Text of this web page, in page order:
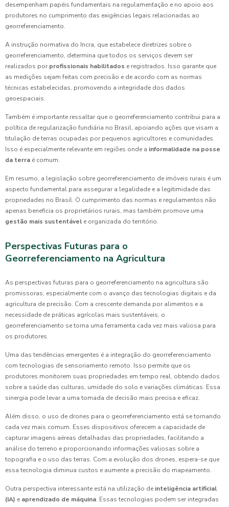
desempenham papéis fundamentais na regulamentação e no apoio aos
produtores no cumprimento das exigências legais relacionadas ao
georreferenciamento.
A instrução normativa do Incra, que estabelece diretrizes sobre o
georreferenciamento, determina que todos os serviços devem ser
realizados por profissionais habilitados e registrados. Isso garante que
as medições sejam feitas com precisão e de acordo com as normas
técnicas estabelecidas, promovendo a integridade dos dados
geoespaciais.
Também é importante ressaltar que o georreferenciamento contribui para a
política de regularização fundiária no Brasil, apoiando ações que visam a
titulação de terras ocupadas por pequenos agricultores e comunidades.
Isso é especialmente relevante em regiões onde a informalidade na posse
da terra é comum.
Em resumo, a legislação sobre georreferenciamento de imóveis rurais é um
aspecto fundamental para assegurar a legalidade e a legitimidade das
propriedades no Brasil. O cumprimento das normas e regulamentos não
apenas beneficia os proprietários rurais, mas também promove uma
gestão mais sustentável e organizada do território.
Perspectivas Futuras para o
Georreferenciamento na Agricultura
As perspectivas futuras para o georreferenciamento na agricultura são
promissoras, especialmente com o avanço das tecnologias digitais e da
agricultura de precisão. Com a crescente demanda por alimentos e a
necessidade de práticas agrícolas mais sustentáveis, o
georreferenciamento se torna uma ferramenta cada vez mais valiosa para
os produtores.
Uma das tendências emergentes é a integração do georreferenciamento
com tecnologias de sensoriamento remoto. Isso permite que os
produtores monitorem suas propriedades em tempo real, obtendo dados
sobre a saúde das culturas, umidade do solo e variações climáticas. Essa
sinergia pode levar a uma tomada de decisão mais precisa e eficaz.
Além disso, o uso de drones para o georreferenciamento está se tornando
cada vez mais comum. Esses dispositivos oferecem a capacidade de
capturar imagens aéreas detalhadas das propriedades, facilitando a
análise do terreno e proporcionando informações valiosas sobre a
topografia e o uso das terras. Com a evolução dos drones, espera-se que
essa tecnologia diminua custos e aumente a precisão do mapeamento.
Outra perspectiva interessante está na utilização de inteligência artificial
(IA) e aprendizado de máquina. Essas tecnologias podem ser integradas